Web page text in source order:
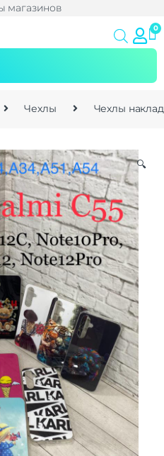
магазинов
Чехлы Чехлы
🔍